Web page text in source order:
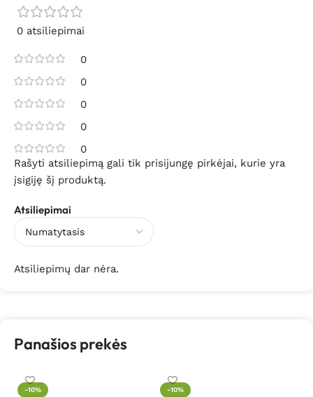
0 atsiliepimai
0
0
0
0
0
Atsiliepimai
Atsiliepimų dar nėra.
Rašyti atsiliepimą gali tik prisijungę pirkėjai, kurie yra
įsigiję šį produktą.
Panašios prekės
-10% -10%